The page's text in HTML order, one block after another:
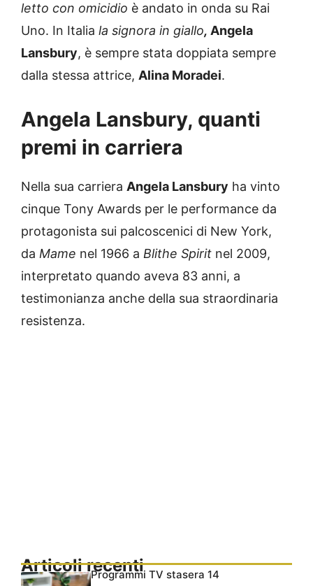
letto con omicidio è andato in onda su Rai
Uno. In Italia la signora in giallo, Angela
Lansbury, è sempre stata doppiata sempre
dalla stessa attrice, Alina Moradei.
Angela Lansbury, quanti
premi in carriera
Nella sua carriera Angela Lansbury ha vinto
cinque Tony Awards per le performance da
protagonista sui palcoscenici di New York,
da Mame nel 1966 a Blithe Spirit nel 2009,
interpretato quando aveva 83 anni, a
testimonianza anche della sua straordinaria
resistenza.
Articoli recentiProgrammi TV stasera 14